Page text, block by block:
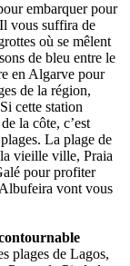
embarquer pour
vous suffira de
où se mêlent
de bleu entre le
en Algarve pour
de la région,
cette station
la côte, c’est
La plage de
la vieille ville, Praia
pour profiter
vont vous
plages de Lagos,